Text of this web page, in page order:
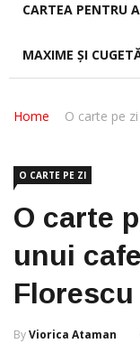
CARTEA PENTRU
MAXIME ȘI
Home O carte pe zi
O CARTE PE ZI
O carte
unui
Florescu
ByViorica Ataman